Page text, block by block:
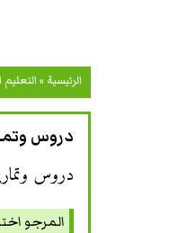
الرئيسية »التعليم
دروس
دروس
المرجو